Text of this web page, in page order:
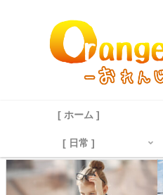
[ ホーム ]
[ 日常 ]